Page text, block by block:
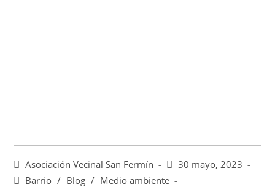
Asociación Vecinal San Fermín
30 mayo, 2023
Barrio / Blog / Medio ambiente